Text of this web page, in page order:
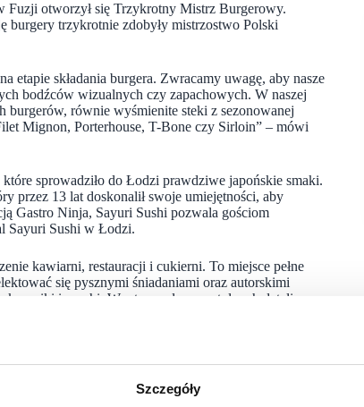
Szczegóły
otworzył się Trzykrotny Mistrz Burgerowy.
burgery trzykrotnie zdobyły mistrzostwo Polski
etapie składania burgera. Zwracamy uwagę, aby nasze
bodźców wizualnych czy zapachowych. W naszej
burgerów, równie wyśmienite steki z sezonowanej
Mignon, Porterhouse, T-Bone czy Sirloin” – mówi
sprowadziło do Łodzi prawdziwe japońskie smaki.
przez 13 lat doskonalił swoje umiejętności, aby
Gastro Ninja, Sayuri Sushi pozwala gościom
Sayuri Sushi w Łodzi.
kawiarni, restauracji i cukierni. To miejsce pełne
się pysznymi śniadaniami oraz autorskimi
i mochi. Wnętrze pełne przytulnych detali,
czują się tu jak w domu.
– winiarnia, która przeniesie gości do włoskiej
Włoszech jak i na świecie. Casa del Primitivo
z własnej winnicy. Goście będą mogli